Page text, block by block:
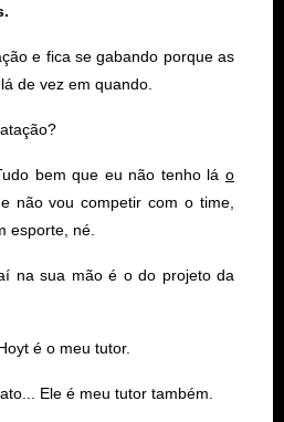
e fica se gabando porque as
de vez em quando.
bem que eu não tenho lá o
não vou competir com o time,
esporte, né.
na sua mão é o do projeto da
é o meu tutor.
Ele é meu tutor também.